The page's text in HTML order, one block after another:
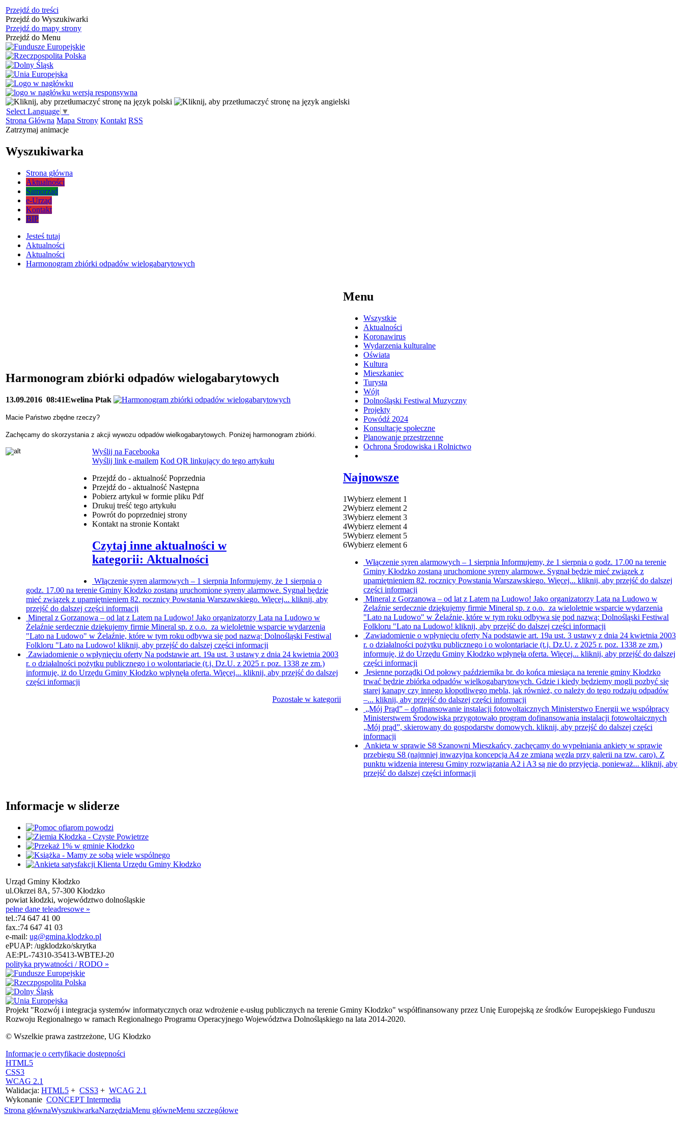
Przejdź do treści
Przejdź do Wyszukiwarki
Przejdź do mapy strony
Przejdź do Menu
Select Language ▼
Strona Główna Mapa Strony Kontakt RSS
Zatrzymaj animacje
Wyszukiwarka
Strona główna
Aktualności
Samorząd
e-Urząd
Kontakt
BIP
Jesteś tutaj
Aktualności
Aktualności
Harmonogram zbiórki odpadów wielogabarytowych
Harmonogram zbiórki odpadów wielogabarytowych
13.09.2016 08:41Ewelina Ptak
Macie Państwo zbędne rzeczy?
Zachęcamy do skorzystania z akcji wywozu odpadów wielkogabarytowych. Poniżej harmonogram zbiórki.
Wyślij na Facebooka
Wyślij link e-mailem Kod QR linkujący do tego artykułu
Przejdź do - aktualność Poprzednia
Przejdź do - aktualność Następna
Pobierz artykuł w formie pliku Pdf
Drukuj treść tego artykułu
Powrót do poprzedniej strony
Kontakt na stronie Kontakt
Czytaj inne aktualności w
kategorii: Aktualności
Włączenie syren alarmowych – 1 sierpnia Informujemy, że 1 sierpnia o
godz. 17.00 na terenie Gminy Kłodzko zostaną uruchomione syreny alarmowe. Sygnał będzie
mieć związek z upamiętnieniem 82. rocznicy Powstania Warszawskiego. Więcej... kliknij, aby
przejść do dalszej części informacji
Mineral z Gorzanowa – od lat z Latem na Ludowo! Jako organizatorzy Lata na Ludowo w
Żelaźnie serdecznie dziękujemy firmie Mineral sp. z o.o. za wieloletnie wsparcie wydarzenia
"Lato na Ludowo" w Żelaźnie, które w tym roku odbywa się pod nazwą: Dolnośląski Festiwal
Folkloru "Lato na Ludowo! kliknij, aby przejść do dalszej części informacji
Zawiadomienie o wpłynięciu oferty Na podstawie art. 19a ust. 3 ustawy z dnia 24 kwietnia 2003
r. o działalności pożytku publicznego i o wolontariacie (t.j. Dz.U. z 2025 r. poz. 1338 ze zm.)
informuję, iż do Urzędu Gminy Kłodzko wpłynęła oferta. Więcej... kliknij, aby przejść do dalszej
części informacji
Pozostałe w kategorii
Menu
Wszystkie
Aktualności
Koronawirus
Wydarzenia kulturalne
Oświata
Kultura
Mieszkaniec
Turysta
Wójt
Dolnośląski Festiwal Muzyczny
Projekty
Powódź 2024
Konsultacje społeczne
Planowanie przestrzenne
Ochrona Środowiska i Rolnictwo
Najnowsze
1Wybierz element 1
2Wybierz element 2
3Wybierz element 3
4Wybierz element 4
5Wybierz element 5
6Wybierz element 6
Włączenie syren alarmowych – 1 sierpnia Informujemy, że 1 sierpnia o godz. 17.00 na terenie
Gminy Kłodzko zostaną uruchomione syreny alarmowe. Sygnał będzie mieć związek z
upamiętnieniem 82. rocznicy Powstania Warszawskiego. Więcej... kliknij, aby przejść do dalszej
części informacji
Mineral z Gorzanowa – od lat z Latem na Ludowo! Jako organizatorzy Lata na Ludowo w
Żelaźnie serdecznie dziękujemy firmie Mineral sp. z o.o. za wieloletnie wsparcie wydarzenia
"Lato na Ludowo" w Żelaźnie, które w tym roku odbywa się pod nazwą: Dolnośląski Festiwal
Folkloru "Lato na Ludowo! kliknij, aby przejść do dalszej części informacji
Zawiadomienie o wpłynięciu oferty Na podstawie art. 19a ust. 3 ustawy z dnia 24 kwietnia 2003
r. o działalności pożytku publicznego i o wolontariacie (t.j. Dz.U. z 2025 r. poz. 1338 ze zm.)
informuję, iż do Urzędu Gminy Kłodzko wpłynęła oferta. Więcej... kliknij, aby przejść do dalszej
części informacji
Jesienne porządki Od połowy października br. do końca miesiąca na terenie gminy Kłodzko
trwać będzie zbiórka odpadów wielkogabarytowych. Gdzie i kiedy będziemy mogli pozbyć się
starej kanapy czy innego kłopotliwego mebla, jak również, co należy do tego rodzaju odpadów
–... kliknij, aby przejść do dalszej części informacji
„Mój Prąd” – dofinansowanie instalacji fotowoltaicznych Ministerstwo Energii we współpracy
Ministerstwem Środowiska przygotowało program dofinansowania instalacji fotowoltaicznych
„Mój prąd”, skierowany do gospodarstw domowych. kliknij, aby przejść do dalszej części
informacji
Ankieta w sprawie S8 Szanowni Mieszkańcy, zachęcamy do wypełniania ankiety w sprawie
przebiegu S8 (najmniej inwazyjna koncepcja A4 ze zmianą węzła przy galerii na tzw. caro). Z
punktu widzenia interesu Gminy rozwiązania A2 i A3 są nie do przyjęcia, ponieważ... kliknij, aby
przejść do dalszej części informacji
Informacje w sliderze
Urząd Gminy Kłodzko
ul.Okrzei 8A, 57-300 Kłodzko
powiat kłodzki, województwo dolnośląskie
pełne dane teleadresowe »
tel.:74 647 41 00
fax.:74 647 41 03
e-mail: ug@gmina.klodzko.pl
ePUAP: /ugklodzko/skrytka
AE:PL-74310-35413-WBTEJ-20
polityka prywatności / RODO »
Projekt "Rozwój i integracja systemów informatycznych oraz wdrożenie e-usług publicznych na terenie Gminy Kłodzko" współfinansowany przez Unię Europejską ze środków Europejskiego Funduszu
Rozwoju Regionalnego w ramach Regionalnego Programu Operacyjnego Województwa Dolnośląskiego na lata 2014-2020.
© Wszelkie prawa zastrzeżone, UG Kłodzko
Informacje o certyfikacie dostępności
HTML5
CSS3
WCAG 2.1
Walidacja: HTML5 + CSS3 + WCAG 2.1
Wykonanie CONCEPT Intermedia
Strona głównaWyszukiwarkaNarzędziaMenu główneMenu szczegółowe